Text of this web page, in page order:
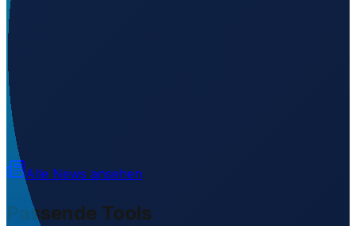
Wird geladen...
Alle News ansehen
Passende Tools